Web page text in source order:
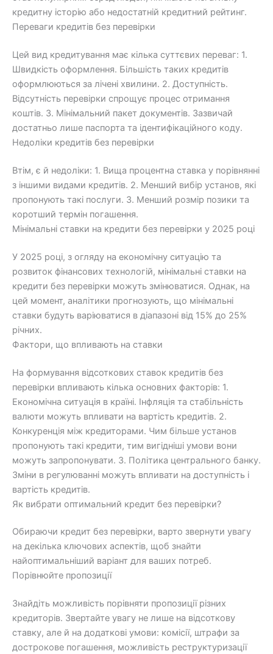
кредитну історію або недостатній кредитний рейтинг.
Переваги кредитів без перевірки
Цей вид кредитування має кілька суттєвих переваг: 1.
Швидкість оформлення. Більшість таких кредитів
оформлюються за лічені хвилини. 2. Доступність.
Відсутність перевірки спрощує процес отримання
коштів. 3. Мінімальний пакет документів. Зазвичай
достатньо лише паспорта та ідентифікаційного коду.
Недоліки кредитів без перевірки
Втім, є й недоліки: 1. Вища процентна ставка у порівнянні
з іншими видами кредитів. 2. Менший вибір установ, які
пропонують такі послуги. 3. Менший розмір позики та
коротший термін погашення.
Мінімальні ставки на кредити без перевірки у 2025 році
У 2025 році, з огляду на економічну ситуацію та
розвиток фінансових технологій, мінімальні ставки на
кредити без перевірки можуть змінюватися. Однак, на
цей момент, аналітики прогнозують, що мінімальні
ставки будуть варіюватися в діапазоні від 15% до 25%
річних.
Фактори, що впливають на ставки
На формування відсоткових ставок кредитів без
перевірки впливають кілька основних факторів: 1.
Економічна ситуація в країні. Інфляція та стабільність
валюти можуть впливати на вартість кредитів. 2.
Конкуренція між кредиторами. Чим більше установ
пропонують такі кредити, тим вигідніші умови вони
можуть запропонувати. 3. Політика центрального банку.
Зміни в регулюванні можуть впливати на доступність і
вартість кредитів.
Як вибрати оптимальний кредит без перевірки?
Обираючи кредит без перевірки, варто звернути увагу
на декілька ключових аспектів, щоб знайти
найоптимальніший варіант для ваших потреб.
Порівнюйте пропозиції
Знайдіть можливість порівняти пропозиції різних
кредиторів. Звертайте увагу не лише на відсоткову
ставку, але й на додаткові умови: комісії, штрафи за
дострокове погашення, можливість реструктуризації